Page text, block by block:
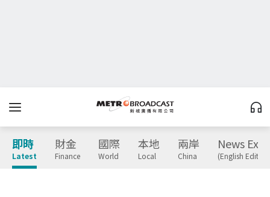
即時
Latest
財金
Finance
國際
World
本地
Local
兩岸
China
News
(English